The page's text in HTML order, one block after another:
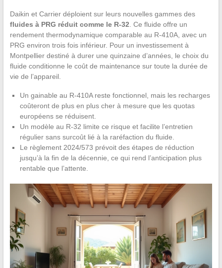
Daikin et Carrier déploient sur leurs nouvelles gammes des
fluides à PRG réduit comme le R-32 . Ce fluide offre un
rendement thermodynamique comparable au R-410A, avec un
PRG environ trois fois inférieur. Pour un investissement à
Montpellier destiné à durer une quinzaine d’années, le choix du
fluide conditionne le coût de maintenance sur toute la durée de
vie de l’appareil.
Un gainable au R-410A reste fonctionnel, mais les recharges
coûteront de plus en plus cher à mesure que les quotas
européens se réduisent.
Un modèle au R-32 limite ce risque et facilite l’entretien
régulier sans surcoût lié à la raréfaction du fluide.
Le règlement 2024/573 prévoit des étapes de réduction
jusqu’à la fin de la décennie, ce qui rend l’anticipation plus
rentable que l’attente.